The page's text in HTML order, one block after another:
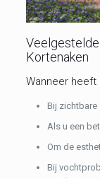
Kortenaken
Wanneer heeft
Bij zichtbare
Als u een
Om de
Bij